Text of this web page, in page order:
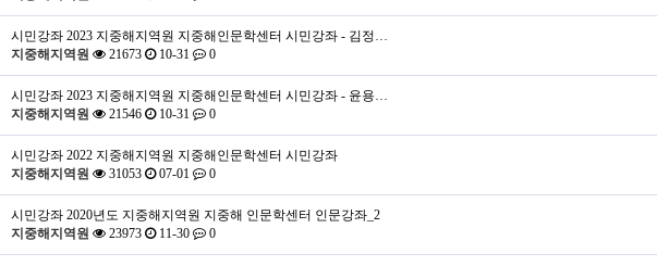
시민강좌 2023 지중해지역원 지중해인문학센터 시민강좌 - 김정…
지중해지역원
21673 10-31 0
시민강좌 2023 지중해지역원 지중해인문학센터 시민강좌 - 윤용…
지중해지역원
21546 10-31 0
시민강좌 2022 지중해지역원 지중해인문학센터 시민강좌
지중해지역원
31053 07-01 0
시민강좌 2020년도 지중해지역원 지중해 인문학센터 인문강좌_2
지중해지역원
23973 11-30 0